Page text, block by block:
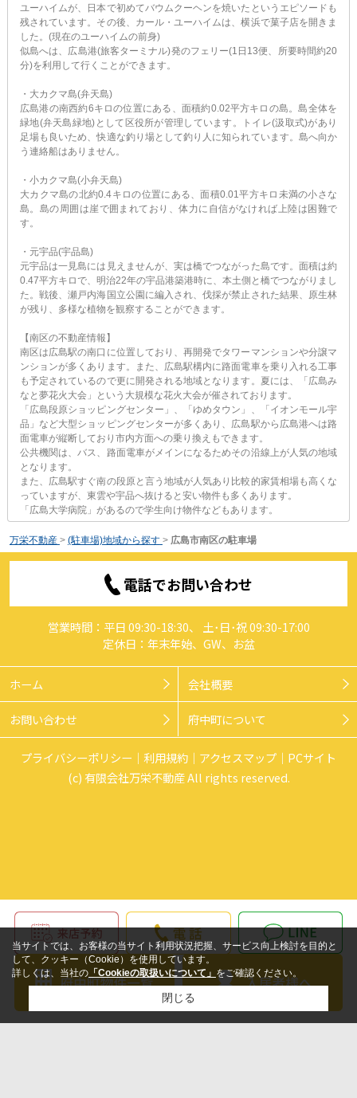
ユーハイムが、日本で初めてバウムクーヘンを焼いたというエピソードも
残されています。その後、カール・ユーハイムは、横浜で菓子店を開きま
した。(現在のユーハイムの前身)
似島へは、広島港(旅客ターミナル)発のフェリー(1日13便、所要時間約20
分)を利用して行くことができます。
・大カクマ島(弁天島)
広島港の南西約6キロの位置にある、面積約0.02平方キロの島。島全体を
緑地(弁天島緑地)として区役所が管理しています。トイレ(汲取式)があり
足場も良いため、快適な釣り場として釣り人に知られています。島へ向か
う連絡船はありません。
・小カクマ島(小弁天島)
大カクマ島の北約0.4キロの位置にある、面積0.01平方キロ未満の小さな
島。島の周囲は崖で囲まれており、体力に自信がなければ上陸は困難で
す。
・元宇品(宇品島)
元宇品は一見島には見えませんが、実は橋でつながった島です。面積は約
0.47平方キロで、明治22年の宇品港築港時に、本土側と橋でつながりまし
た。戦後、瀬戸内海国立公園に編入され、伐採が禁止された結果、原生林
が残り、多様な植物を観察することができます。
【南区の不動産情報】
南区は広島駅の南口に位置しており、再開発でタワーマンションや分譲マ
ンションが多くあります。また、広島駅構内に路面電車を乗り入れる工事
も予定されているので更に開発される地域となります。夏には、「広島み
なと夢花火大会」という大規模な花火大会が催されております。
「広島段原ショッピングセンター」、「ゆめタウン」、「イオンモール宇
品」など大型ショッピングセンターが多くあり、広島駅から広島港へは路
面電車が縦断しており市内方面への乗り換えもできます。
公共機関は、バス、路面電車がメインになるためその沿線上が人気の地域
となります。
また、広島駅すぐ南の段原と言う地域が人気あり比較的家賃相場も高くな
っていますが、東雲や宇品へ抜けると安い物件も多くあります。
「広島大学病院」があるので学生向け物件などもあります。
万栄不動産 > (駐車場)地域から探す > 広島市南区の駐車場
電話でお問い合わせ
営業時間：平日 09:30-18:30、 土･日･祝 09:30-17:00
定休日：年末年始、GW、お盆
ホーム 会社概要
お問い合わせ 府中町について
プライバシーポリシー 利用規約 アクセスマップ
PCサイト
(c) 有限会社万栄不動産 All rights reserved.
当サイトでは、お客様の当サイト利用状況把握、サービス向上検討を目的と
して、クッキー（Cookie）を使用しています。
詳しくは、当社の 「Cookieの取扱いについて」 をご確認ください。
閉じる